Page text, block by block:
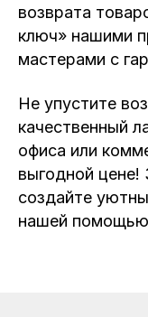
возврата
ключ» нашими
мастерами с
Не упустите
качественный
офиса или
выгодной цене!
создайте
нашей